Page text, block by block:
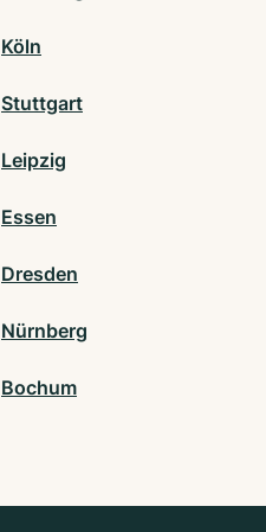
Köln
Stuttgart
Leipzig
Essen
Dresden
Nürnberg
Bochum